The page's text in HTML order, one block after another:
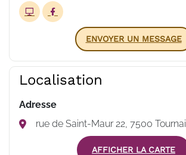
ENVOYER UN MESSAGE
Localisation
Adresse
rue de Saint-Maur 22, 7500 Tournai
AFFICHER LA CARTE